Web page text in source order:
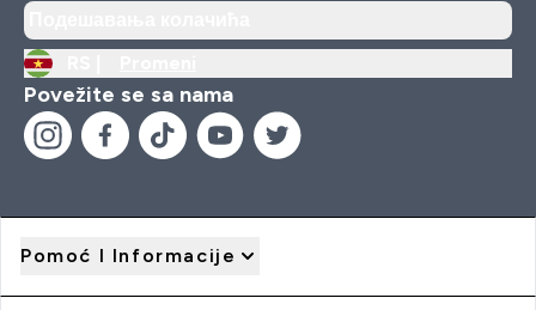
Povežite se sa nama
Pomoć I Informacije